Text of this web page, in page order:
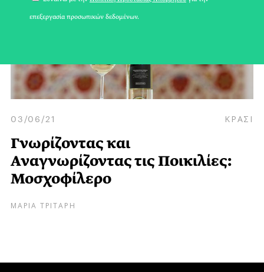
03/06/21 ΚΡΑΣΙ
Γνωρίζοντας και
Αναγνωρίζοντας τις Ποικιλίες:
Μοσχοφίλερο
ΜΑΡΙΑ ΤΡΙΤΑΡΗ
επεξεργασία προσωπικών δεδομένων.